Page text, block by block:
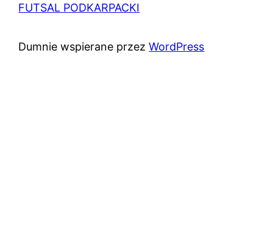
FUTSAL PODKARPACKI
Dumnie wspierane przezWordPress